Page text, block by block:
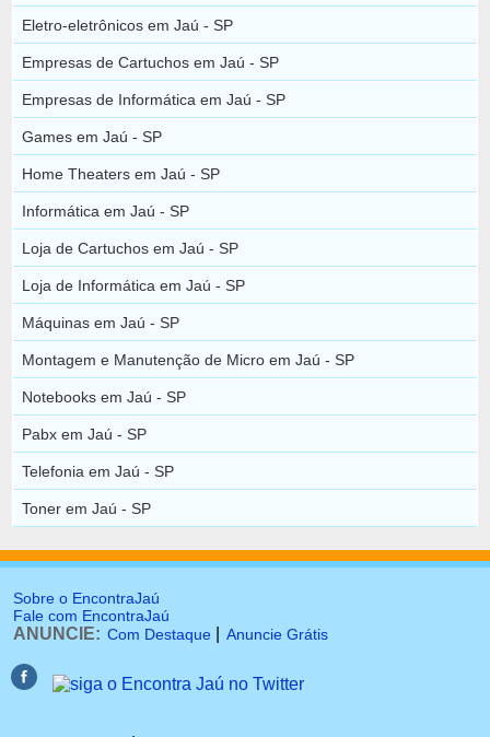
Eletro-eletrônicos em Jaú - SP
Empresas de Cartuchos em Jaú - SP
Empresas de Informática em Jaú - SP
Games em Jaú - SP
Home Theaters em Jaú - SP
Informática em Jaú - SP
Loja de Cartuchos em Jaú - SP
Loja de Informática em Jaú - SP
Máquinas em Jaú - SP
Montagem e Manutenção de Micro em Jaú - SP
Notebooks em Jaú - SP
Pabx em Jaú - SP
Telefonia em Jaú - SP
Toner em Jaú - SP
Sobre o EncontraJaú
Fale com EncontraJaú
ANUNCIE: Com Destaque Anuncie Grátis